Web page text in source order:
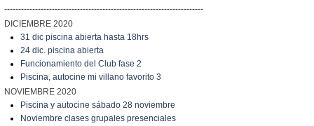
-----------------------------------------------------------------------
DICIEMBRE 2020
31 dic piscina abierta hasta 18hrs
24 dic. piscina abierta
Funcionamiento del Club fase 2
Piscina, autocine mi villano favorito 3
NOVIEMBRE 2020
Piscina y autocine sábado 28 noviembre
Noviembre clases grupales presenciales